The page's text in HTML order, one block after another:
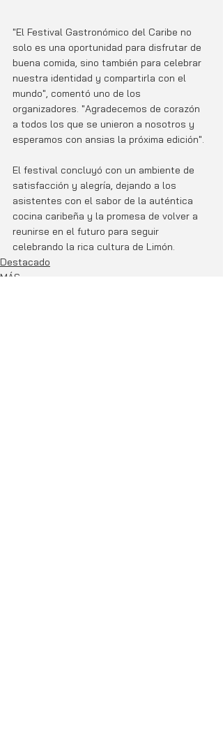
"El Festival Gastronómico del Caribe no
solo es una oportunidad para disfrutar de
buena comida, sino también para celebrar
nuestra identidad y compartirla con el
mundo", comentó uno de los
organizadores. "Agradecemos de corazón
a todos los que se unieron a nosotros y
esperamos con ansias la próxima edición".
El festival concluyó con un ambiente de
satisfacción y alegría, dejando a los
asistentes con el sabor de la auténtica
cocina caribeña y la promesa de volver a
reunirse en el futuro para seguir
celebrando la rica cultura de Limón.
Destacado
MÁS